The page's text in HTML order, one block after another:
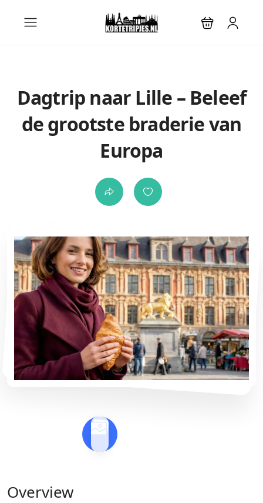
Dagtrip naar Lille – Beleef
de grootste braderie van
Europa
Overview